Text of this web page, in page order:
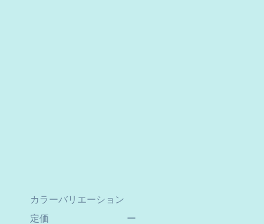
カラーバリエーション
定価
ー